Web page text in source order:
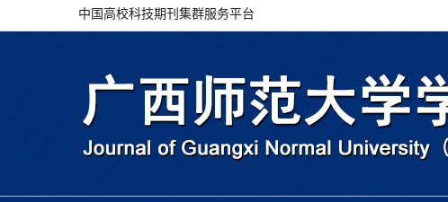
中国高校科技期刊集群服务平台